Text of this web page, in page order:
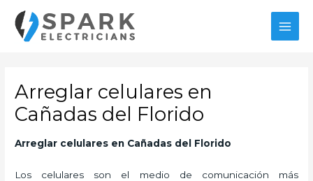
contenido
Arreglar celulares en
Cañadas del Florido
Arreglar celulares en Cañadas del Florido
Los celulares son el medio de comunicación más